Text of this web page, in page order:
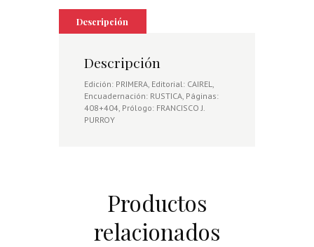
Descripción
Descripción
Edición: PRIMERA, Editorial: CAIREL,
Encuadernación: RUSTICA, Páginas:
408+404, Prólogo: FRANCISCO J.
PURROY
Productos
relacionados